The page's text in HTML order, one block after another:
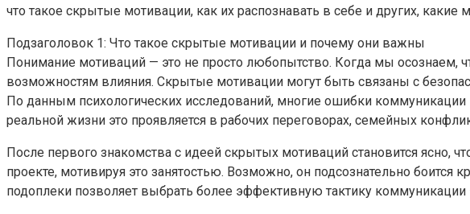
что такое скрытые мотивации, как их распознавать в себе и других,
Подзаголовок 1: Что такое скрытые мотивации и почему они важны
Понимание мотиваций — это не просто любопытство. Когда мы осознаем,
возможностям влияния. Скрытые мотивации могут быть связаны с
По данным психологических исследований, многие ошибки
реальной жизни это проявляется в рабочих переговорах, семейных
После первого знакомства с идеей скрытых мотиваций становится ясно,
проекте, мотивируя это занятостью. Возможно, он подсознательно
подоплеки позволяет выбрать более эффективную тактику